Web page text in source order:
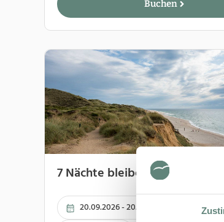
Buchen
7 Nächte bleiben - 5 bezahlen
20.09.2026 - 20.12.2026